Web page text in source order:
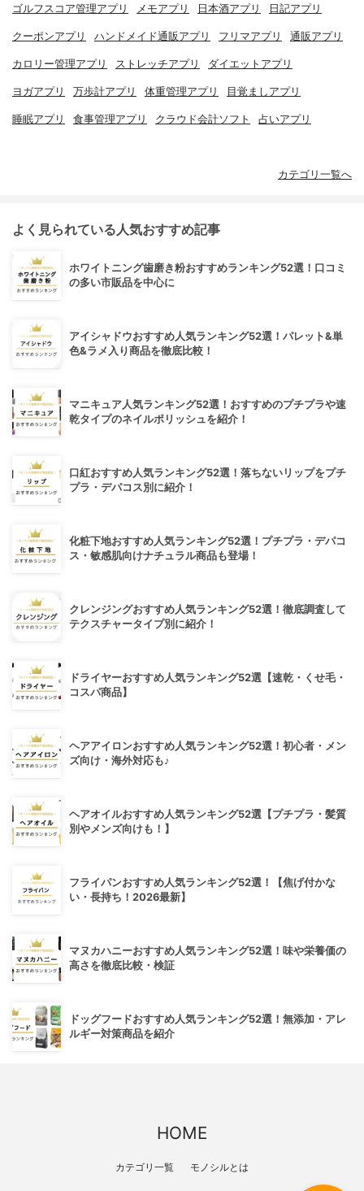
ゴルフスコア管理アプリ メモアプリ 日本酒アプリ 日記アプリ
クーポンアプリ ハンドメイド通販アプリ フリマアプリ 通販アプリ
カロリー管理アプリ ストレッチアプリ ダイエットアプリ
ヨガアプリ 万歩計アプリ 体重管理アプリ 目覚ましアプリ
睡眠アプリ 食事管理アプリ クラウド会計ソフト 占いアプリ
カテゴリ一覧へ
よく見られている人気おすすめ記事
ホワイトニング歯磨き粉おすすめランキング52選！口コミ
の多い市販品を中心に
アイシャドウおすすめ人気ランキング52選！パレット&単
色&ラメ入り商品を徹底比較！
マニキュア人気ランキング52選！おすすめのプチプラや速
乾タイプのネイルポリッシュを紹介！
口紅おすすめ人気ランキング52選！落ちないリップをプチ
プラ・デパコス別に紹介！
化粧下地おすすめ人気ランキング52選！プチプラ・デパコ
ス・敏感肌向けナチュラル商品も登場！
クレンジングおすすめ人気ランキング52選！徹底調査して
テクスチャータイプ別に紹介！
ドライヤーおすすめ人気ランキング52選【速乾・くせ毛・
コスパ商品】
ヘアアイロンおすすめ人気ランキング52選！初心者・メン
ズ向け・海外対応も♪
ヘアオイルおすすめ人気ランキング52選【プチプラ・髪質
別やメンズ向けも！】
フライパンおすすめ人気ランキング52選！【焦げ付かな
い・長持ち！2026最新】
マヌカハニーおすすめ人気ランキング52選！味や栄養価の
高さを徹底比較・検証
ドッグフードおすすめ人気ランキング52選！無添加・アレ
ルギー対策商品を紹介
HOME
カテゴリ一覧 モノシルとは